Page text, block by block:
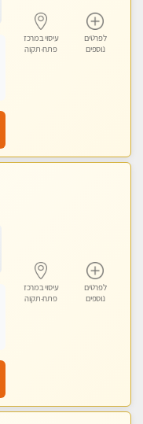
לפרטים
נוספים
עיסוי במרכז
פתח-תקוה
לפרטים
נוספים
עיסוי במרכז
פתח-תקוה